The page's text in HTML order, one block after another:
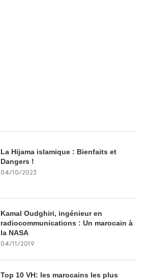
La Hijama islamique : Bienfaits et
Dangers !
04/10/2023
Kamal Oudghiri, ingénieur en
radiocommunications : Un marocain à
la NASA
04/11/2019
Top 10 VH: les marocains les plus